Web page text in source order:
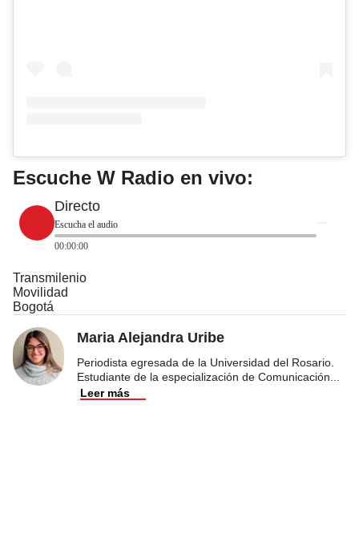
Escuche W Radio en vivo:
Directo
Escucha el audio
00:00:00
Transmilenio
Movilidad
Bogotá
Maria Alejandra Uribe
Periodista egresada de la Universidad del Rosario.
Estudiante de la especialización de Comunicación
Leer más